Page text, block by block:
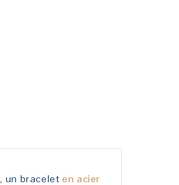
, un braceleten acier